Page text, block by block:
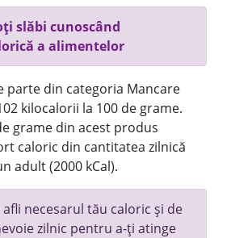
slăbi cunoscând
a alimentelor
parte din categoria Mancare
kilocalorii la 100 de grame.
grame din acest produs
caloric din cantitatea zilnică
adult (2000 kCal).
afli necesarul tău caloric și de
zilnic pentru a-ți atinge